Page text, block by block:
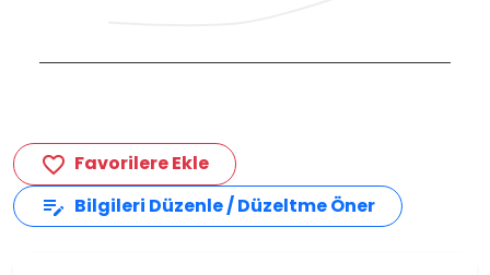
favorite_border Favorilere Ekle
edit_note Bilgileri Düzenle / Düzeltme Öner